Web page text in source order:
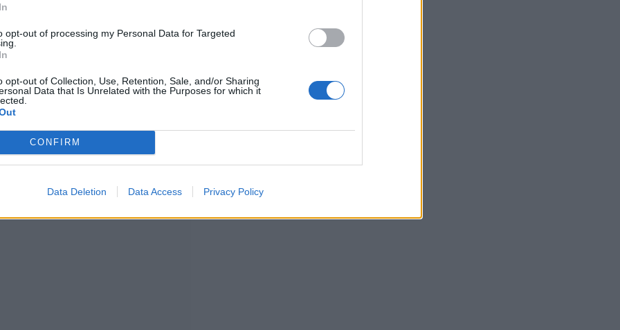
opt-out of processing my Personal Data for Targeted
opt-out of Collection, Use, Retention, Sale, and/or Sharing
Data that Is Unrelated with the Purposes for which it
CONFIRM
Data Deletion Data Access Privacy Policy
ei selity pelkästään
lähes 355.000
ajan.